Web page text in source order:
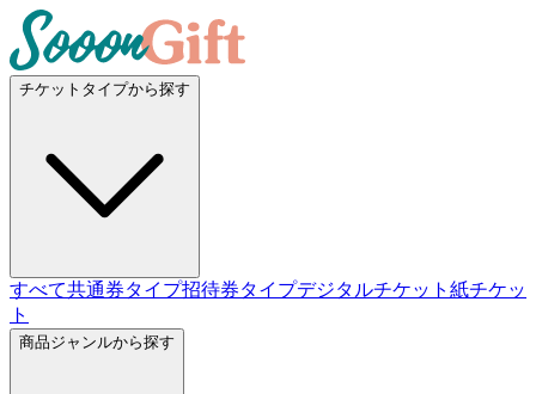
チケットタイプから探す
すべて共通券タイプ招待券タイプデジタルチケット 紙チケッ
ト
商品ジャンルから探す